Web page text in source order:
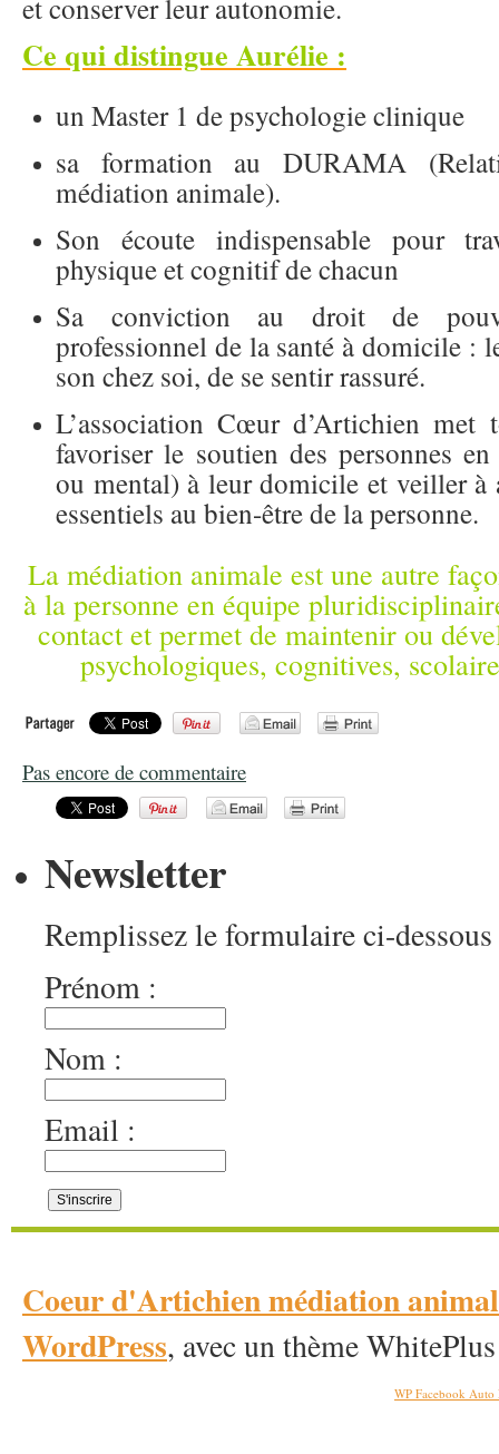
et conserver leur autonomie.
Ce qui distingue Aurélie :
un Master 1 de psychologie clinique
sa formation au DURAMA
médiation animale).
Son écoute indispensable pour
physique et cognitif de chacun
Sa conviction au droit de
professionnel de la santé à domicile :
son chez soi, de se sentir rassuré.
L’association Cœur d’Artichien
favoriser le soutien des personnes
ou mental) à leur domicile et veiller à
essentiels au bien-être de la personne.
La médiation animale est une autre
à la personne en équipe
contact et permet de maintenir ou
psychologiques, cognitives,
Pas encore de commentaire
Newsletter
Remplissez le formulaire ci-
Prénom :
Nom :
Email :
Coeur d'Artichien médiation
WordPress, avec un thème
WP Facebook Auto